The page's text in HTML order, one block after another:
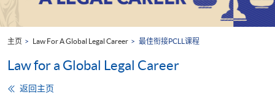
面
主页 Law For A Global Legal Career 最佳衔接PCLL课程
Law for a Global Legal Career
返回主页